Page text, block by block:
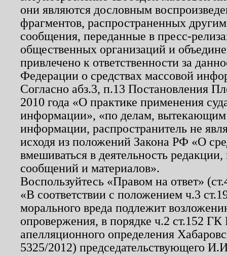
они являются дословным
фрагментов, распространенных
сообщения, переданные в пресс-
общественных организаций и
привлечено к ответственности за
Федерации о средствах массовой
Согласно абз.3, п.13 Постановления
2010 года «О практике применения
информации», «по делам, вытекающим
информации, распространитель не
исходя из положений Закона РФ «О
вмешиваться в деятельность
сообщений и материалов».
Воспользуйтесь «Правом на ответ»
«В соответствии с положением ч.3
морального вреда подлежит
опровержения, в порядке ч.2 ст.152
апелляционного определения
5325/2012) председательствующего